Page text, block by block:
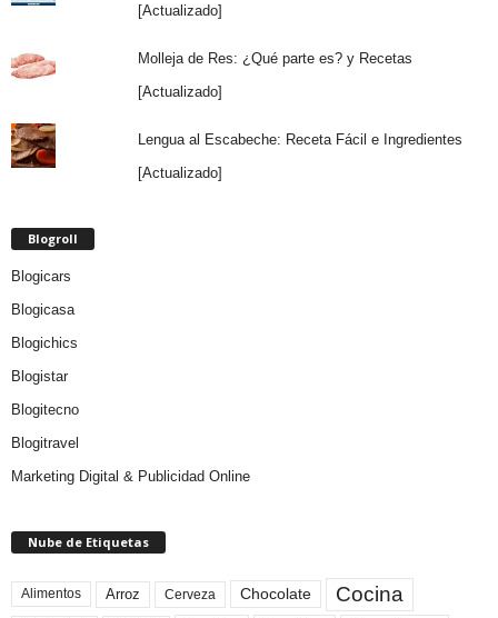
[Actualizado]
Molleja de Res: ¿Qué parte es? y Recetas
[Actualizado]
Lengua al Escabeche: Receta Fácil e Ingredientes
[Actualizado]
Blogroll
Blogicars
Blogicasa
Blogichics
Blogistar
Blogitecno
Blogitravel
Marketing Digital & Publicidad Online
Nube de Etiquetas
Alimentos Arroz Cerveza Chocolate Cocina